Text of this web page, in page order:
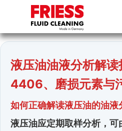
液压油油液分析解
4406、磨损元素与
如何正确解读液压油的油液
液压油应定期取样分析，